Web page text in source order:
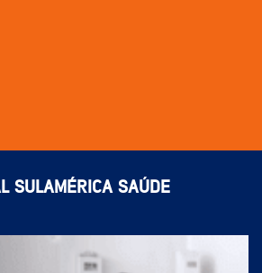
SULAMÉRICA SAÚDE